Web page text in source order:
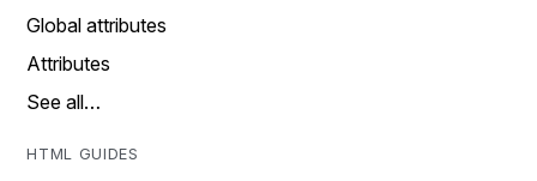
Global attributes
Attributes
See all…
HTML GUIDES